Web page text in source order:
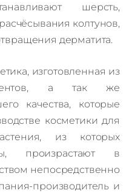
шерсть,
колтунов,
дерматита.
изготовленная из
а так же
качества, которые
косметики для
из которых
произрастают в
непосредственно
производитель и